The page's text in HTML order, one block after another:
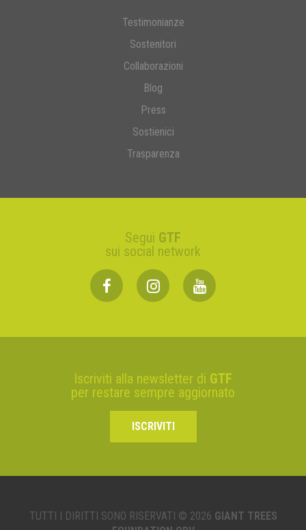
Testimonianze
Sostenitori
Collaborazioni
Blog
Press
Sostienici
Trasparenza
Segui GTF
sui social network
Iscriviti alla newsletter di GTF
per restare sempre aggiornato
ISCRIVITI
TUTTI I DIRITTI SONO RISERVATI © 2026 GIANT TREES